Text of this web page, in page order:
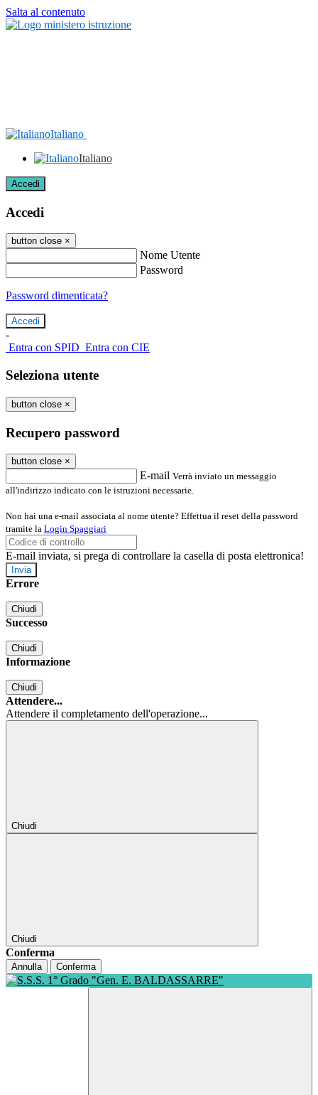
Salta al contenuto
Italiano
Italiano
Accedi
Accedi
button close ×
Nome Utente
Password
Password dimenticata?
-
Entra con SPID Entra con CIE
Seleziona utente
button close ×
Recupero password
button close ×
E-mail Verrà inviato un messaggio
all'indirizzo indicato con le istruzioni necessarie.
Non hai una e-mail associata al nome utente? Effettua il reset della password
tramite la Login Spaggiari
E-mail inviata, si prega di controllare la casella di posta elettronica!
Errore
Chiudi
Successo
Chiudi
Informazione
Chiudi
Attendere...
Attendere il completamento dell'operazione...
Chiudi
Chiudi
Conferma
Annulla Conferma